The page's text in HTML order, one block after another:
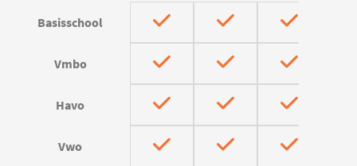
Basisschool
Vmbo
Havo
Vwo